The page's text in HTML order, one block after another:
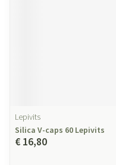
Lepivits
Silica V-caps 60 Lepivits
€ 16,80